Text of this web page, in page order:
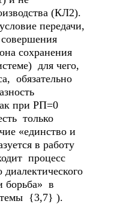
(КЛ2).
передачи,
сохранения
для чего,
обязательно
при РП=0
только
«единство и
в работу
процесс
борьба» в
{3,7} ).